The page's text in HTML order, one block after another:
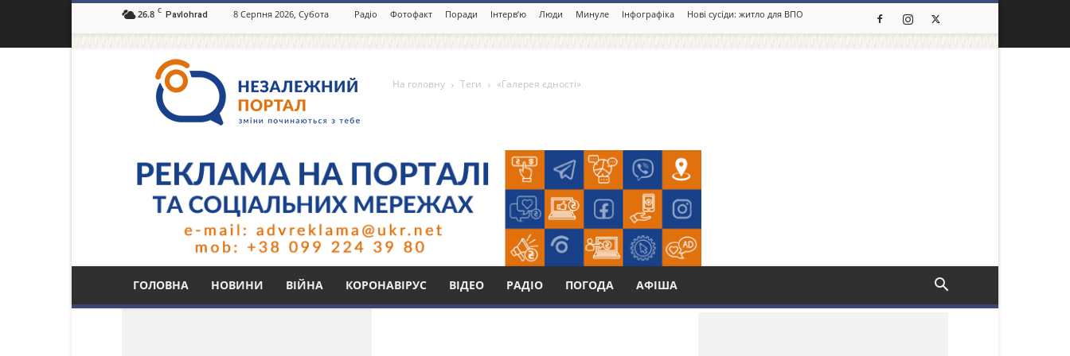
26.8 C Pavlohrad 8 Серпня 2026, Субота Радіо Фотофакт Поради Інтерв’ю Люди Минуле Інфографіка Нові сусіди: житло для ВПО
портал
Павлоград.dp.ua
ГОЛОВНА НОВИНИ ВІЙНА КОРОНАВІРУС ВІДЕО РАДІО ПОГОДА АФІША
На головну Теги «Галерея єдності»
Тег: «Галерея єдності»